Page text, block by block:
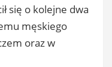
się o kolejne dwa
męskiego
oraz w